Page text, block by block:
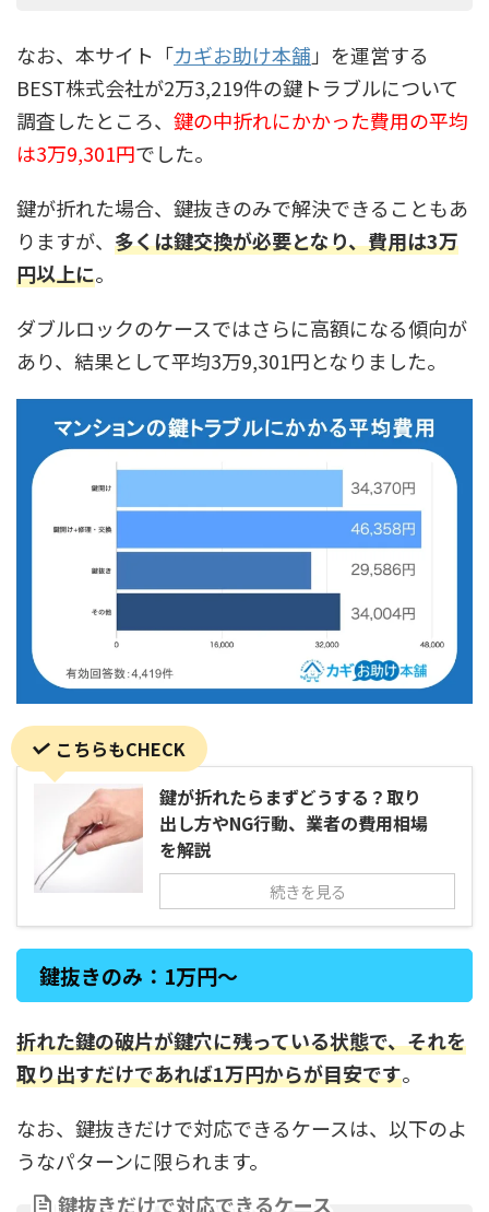
なお、本サイト「カギお助け本舗 」を運営する
BEST株式会社が2万3,219件の鍵トラブルについて
調査したところ、 鍵の中折れにかかった費用の平均
は3万9,301円でした。
鍵が折れた場合、鍵抜きのみで解決できることもあ
りますが、 多くは鍵交換が必要となり、費用は3万
円以上に。
ダブルロックのケースではさらに高額になる傾向が
あり、結果として平均3万9,301円となりました。
こちらもCHECK
鍵が折れたらまずどうする？取り
出し方やNG行動、業者の費用相場
を解説
続きを見る
鍵抜きのみ：1万円～
折れた鍵の破片が鍵穴に残っている状態で、それを
取り出すだけであれば1万円からが目安です。
なお、鍵抜きだけで対応できるケースは、以下のよ
うなパターンに限られます。
鍵抜きだけで対応できるケース